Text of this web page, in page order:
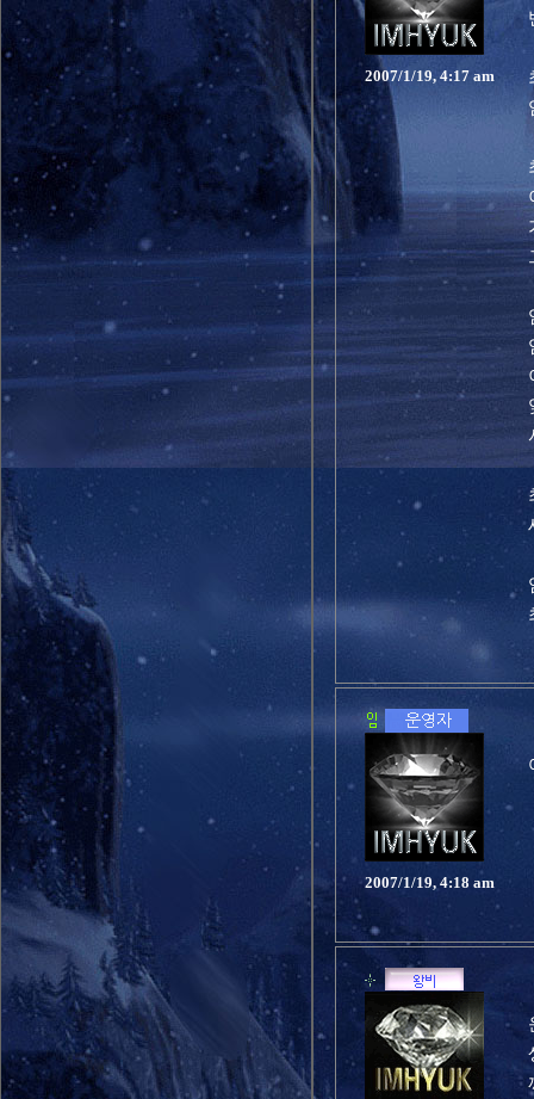
2007/1/19, 4:17 am
2007/1/19, 4:18 am